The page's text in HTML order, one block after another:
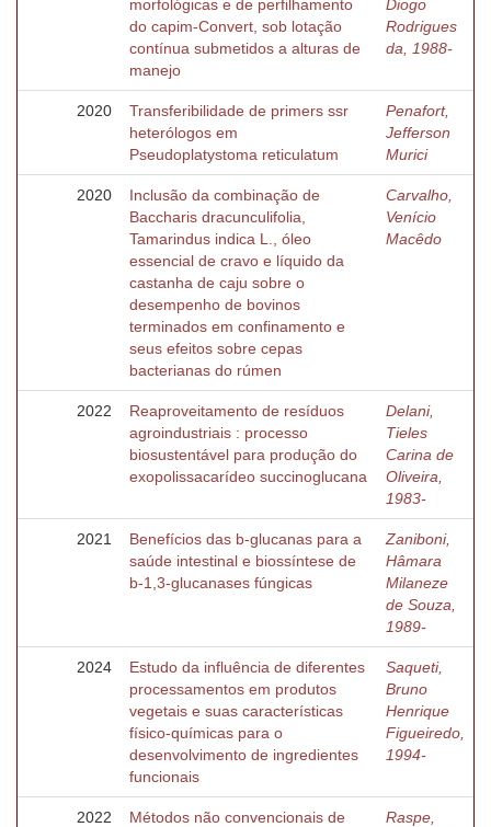
morfológicas e de perfilhamento
do capim-Convert, sob lotação
contínua submetidos a alturas de
manejo
Diogo
Rodrigues
da, 1988-
2020
Transferibilidade de primers ssr
heterólogos em
Pseudoplatystoma reticulatum
Penafort,
Jefferson
Murici
2020
Inclusão da combinação de
Baccharis dracunculifolia,
Tamarindus indica L., óleo
essencial de cravo e líquido da
castanha de caju sobre o
desempenho de bovinos
terminados em confinamento e
seus efeitos sobre cepas
bacterianas do rúmen
Carvalho,
Venício
Macêdo
2022
Reaproveitamento de resíduos
agroindustriais : processo
biosustentável para produção do
exopolissacarídeo succinoglucana
Delani,
Tieles
Carina de
Oliveira,
1983-
2021
Benefícios das b-glucanas para a
saúde intestinal e biossíntese de
b-1,3-glucanases fúngicas
Zaniboni,
Hâmara
Milaneze
de Souza,
1989-
2024
Estudo da influência de diferentes
processamentos em produtos
vegetais e suas características
físico-químicas para o
desenvolvimento de ingredientes
funcionais
Saqueti,
Bruno
Henrique
Figueiredo,
1994-
2022
Métodos não convencionais de
Raspe,